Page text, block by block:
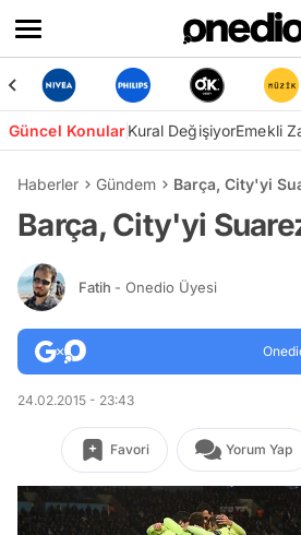
Güncel KonularKural DeğişiyorEmekli
Haberler Gündem Barça, City'yi
Barça, City'yi
Fatih - Onedio Üyesi
24.02.2015 - 23:43
Favori Yorum Yap